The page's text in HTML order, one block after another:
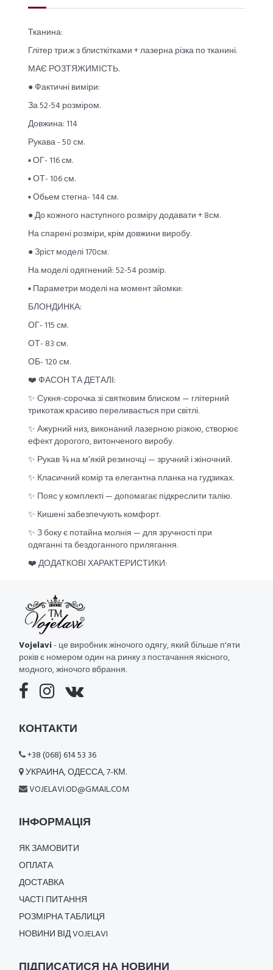
Тканина:
Глітер три.ж з блисткітками + лазерна різка по тканині.
МАЄ РОЗТЯЖИМІСТЬ.
● Фактичні виміри:
За 52-54 розміром.
Довжина: 114
Рукава - 50 см.
▪︎ ОГ- 116 см.
▪︎ ОТ- 106 см.
▪︎ Обьем стегна- 144 см.
● До кожного наступного розміру додавати + 8см.
На спарені розміри, крім довжини виробу.
● Зріст моделі 170см.
На моделі одягнений: 52-54 розмір.
▪︎ Параметри моделі на момент зйомки:
БЛОНДИНКА:
ОГ- 115 см.
ОТ- 83 см.
ОБ- 120 см.
❤️ ФАСОН ТА ДЕТАЛІ:
✨ Сукня-сорочка зі святковим блиском — глітерний
трикотаж красиво переливається при світлі.
✨ Ажурний низ, виконаний лазерною різкою, створює
ефект дорогого, витонченого виробу.
✨ Рукав ¾ на м’якій резиночці — зручний і жіночний.
✨ Класичний комір та елегантна планка на гудзиках.
✨ Пояс у комплекті — допомагає підкреслити талію.
✨ Кишені забезпечують комфорт.
✨ З боку є потайна молнія — для зручності при
одяганні та бездоганного прилягання.
❤️ ДОДАТКОВІ ХАРАКТЕРИСТИКИ:
Vojelavi- це виробник жіночого одягу, який більше п'яти
років є номером один на ринку з постачання якісного,
модного, жіночого вбрання.
КОНТАКТИ
+38 (068) 614 53 36
УКРАИНА, ОДЕССА, 7-КМ.
VOJELAVI.OD@GMAIL.COM
ІНФОРМАЦІЯ
ЯК ЗАМОВИТИ
ОПЛАТА
ДОСТАВКА
ЧАСТІ ПИТАННЯ
РОЗМІРНА ТАБЛИЦЯ
НОВИНИ ВІД VOJELAVI